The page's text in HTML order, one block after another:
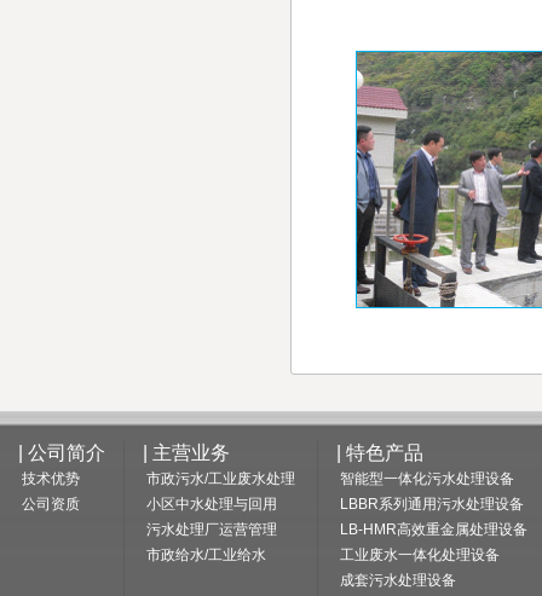
| 公司简介
技术优势
公司资质
| 主营业务
市政污水/工业废水处理
小区中水处理与回用
污水处理厂运营管理
市政给水/工业给水
| 特色产品
智能型一体化污水处理设备
LBBR系列通用污水处理设备
LB-HMR高效重金属处理设备
工业废水一体化处理设备
成套污水处理设备